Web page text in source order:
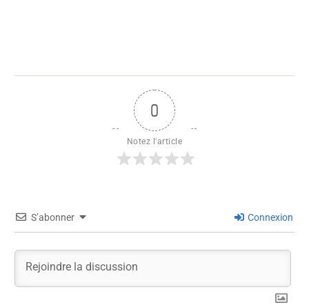
0
Notez l'article
S’abonner Connexion